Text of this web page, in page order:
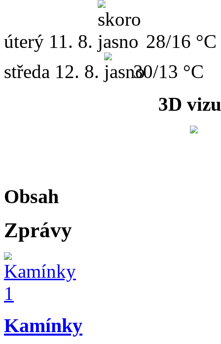
úterý 11. 8.
28/16 °C
středa 12. 8.
30/13 °C
3D
Obsah
Zprávy
Kamínky